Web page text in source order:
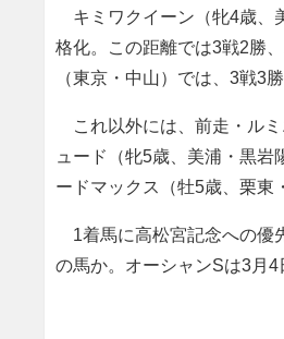
キミワクイーン（牝4歳、
格化。この距離では3戦2勝
（東京・中山）では、3戦3
これ以外には、前走・ル
ュード（牝5歳、美浦・黒
ードマックス（牡5歳、栗東
1着馬に高松宮記念への優
の馬か。オーシャンSは3月4